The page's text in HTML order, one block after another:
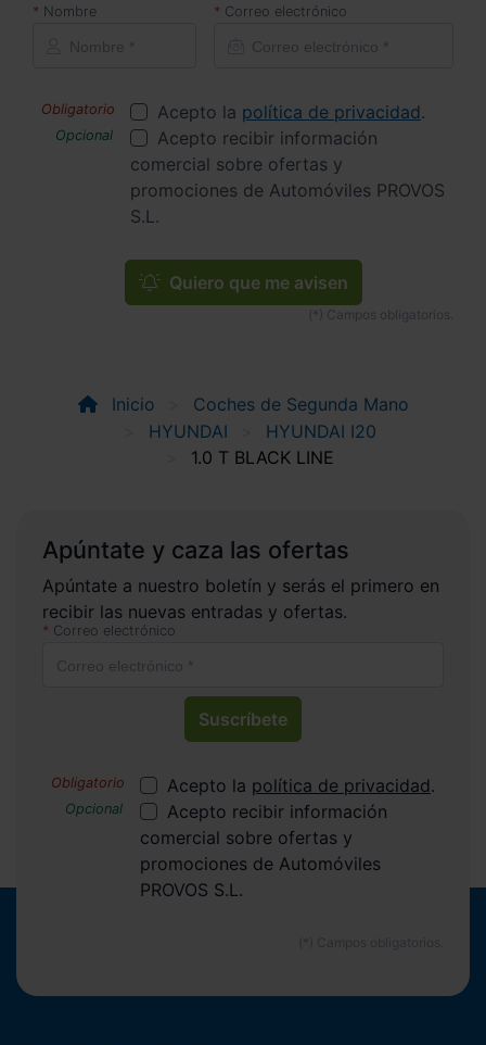
Nombre Correo electrónico
Acepto la política de privacidad.
Acepto recibir información
comercial sobre ofertas y
promociones de Automóviles PROVOS
S.L.
Quiero que me avisen
Inicio
Coches de Segunda Mano
HYUNDAI
HYUNDAI I20
1.0 T BLACK LINE
Apúntate y caza las ofertas
Apúntate a nuestro boletín y serás el primero en
recibir las nuevas entradas y ofertas.
Correo electrónico
Suscríbete
Acepto la política de privacidad.
Acepto recibir información
comercial sobre ofertas y
promociones de Automóviles
PROVOS S.L.